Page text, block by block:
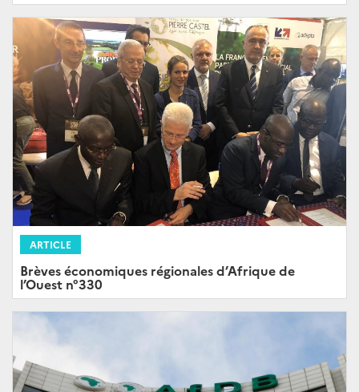
ARTICLE
Brèves économiques régionales d’Afrique de
l’Ouest n°330